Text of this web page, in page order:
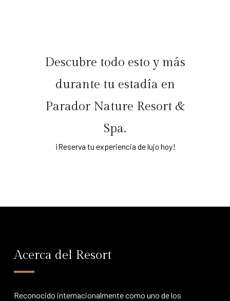
Descubre todo esto y más
durante tu estadía en
Parador Nature Resort &
Spa.
¡Reserva tu experiencia de lujo hoy!
Acerca del Resort
Reconocido internacionalmente como uno de los